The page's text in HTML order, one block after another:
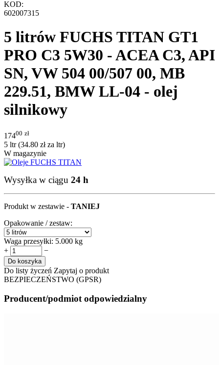
KOD:
602007315
5 litrów FUCHS TITAN GT1
PRO C3 5W30 - ACEA C3, API
SN, VW 504 00/507 00, MB
229.51, BMW LL-04 - olej
silnikowy
17400 zł
5 ltr (34.80 złza ltr)
W magazynie
Wysyłka w ciągu 24 h
Produkt w zestawie - TANIEJ
Opakowanie / zestaw:
Waga przesyłki: 5.000 kg
+
−
Do koszyka
Do listy życzeń Zapytaj o produkt
BEZPIECZEŃSTWO (GPSR)
Producent/podmiot odpowiedzialny